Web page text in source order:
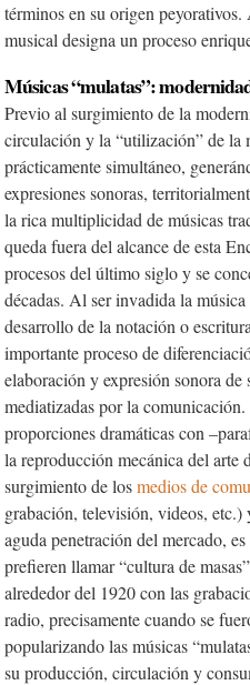
términos en su origen
musical designa un proceso
Músicas “mulatas”:
Previo al surgimiento de la
circulación y la “utilización” de la
prácticamente simultáneo,
expresiones sonoras,
la rica multiplicidad de músicas
queda fuera del alcance de esta
procesos del último siglo y se
décadas. Al ser invadida la
desarrollo de la notación o
importante proceso de
elaboración y expresión sonora de
mediatizadas por la
proporciones dramáticas con
la reproducción mecánica del arte
surgimiento de losmedios de
grabación, televisión, videos, etc.)
aguda penetración del mercado,
prefieren llamar “cultura de
alrededor del 1920 con las
radio, precisamente cuando se
popularizando las músicas
su producción, circulación y